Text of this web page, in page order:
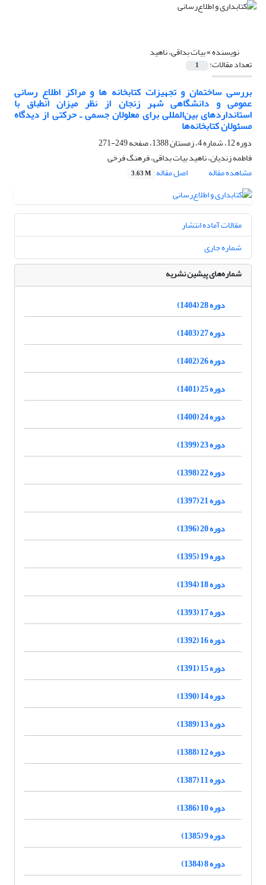
نویسنده =بیات بداقی، ناهید
تعداد مقالات: 1
بررسی ساختمان و تجهیزات کتابخانه ها و مراکز اطلاع رسانی
عمومی و دانشگاهی شهر زنجان از نظر میزان انطباق با
استانداردهای بین‌المللی برای معلولان جسمی ـ حرکتی از دیدگاه
مسئولان کتابخانه‌ها
دوره 12، شماره 4، زمستان 1388، صفحه
249-271
فاطمه زندیان، ناهید بیات بداقی، فرهنگ فرخی
مشاهده مقاله
اصل مقاله 3.63 M
مقالات آماده انتشار
شماره جاری
شماره‌های پیشین نشریه
دوره 28 (1404)
دوره 27 (1403)
دوره 26 (1402)
دوره 25 (1401)
دوره 24 (1400)
دوره 23 (1399)
دوره 22 (1398)
دوره 21 (1397)
دوره 20 (1396)
دوره 19 (1395)
دوره 18 (1394)
دوره 17 (1393)
دوره 16 (1392)
دوره 15 (1391)
دوره 14 (1390)
دوره 13 (1389)
دوره 12 (1388)
دوره 11 (1387)
دوره 10 (1386)
دوره 9 (1385)
دوره 8 (1384)